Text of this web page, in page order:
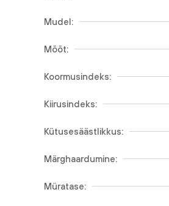
Mudel:
Mõõt:
Koormusindeks:
Kiirusindeks:
Kütusesäästlikkus:
Märghaardumine:
Müratase: